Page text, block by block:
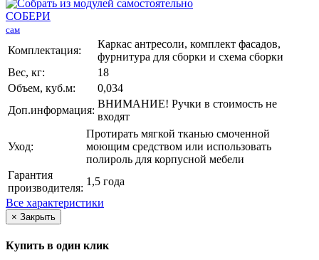
СОБЕРИ
сам
Комплектация:
Каркас антресоли, комплект фасадов,
фурнитура для сборки и схема сборки
Вес, кг:
18
Объем, куб.м:
0,034
Доп.информация:
ВНИМАНИЕ! Ручки в стоимость не
входят
Уход:
Протирать мягкой тканью смоченной
моющим средством или использовать
полироль для корпусной мебели
Гарантия
производителя:
1,5 года
Все характеристики
× Закрыть
Купить в один клик